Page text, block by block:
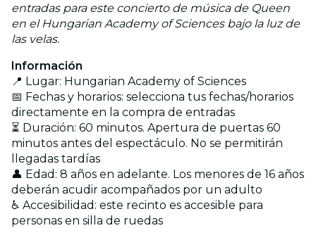
entradas para este concierto de música de Queen
en el Hungarian Academy of Sciences bajo la luz de
las velas.
Información
📍 Lugar: Hungarian Academy of Sciences
📅 Fechas y horarios: selecciona tus fechas/horarios
directamente en la compra de entradas
⏳ Duración: 60 minutos. Apertura de puertas 60
minutos antes del espectáculo. No se permitirán
llegadas tardías
👤 Edad: 8 años en adelante. Los menores de 16 años
deberán acudir acompañados por un adulto
♿ Accesibilidad: este recinto es accesible para
personas en silla de ruedas